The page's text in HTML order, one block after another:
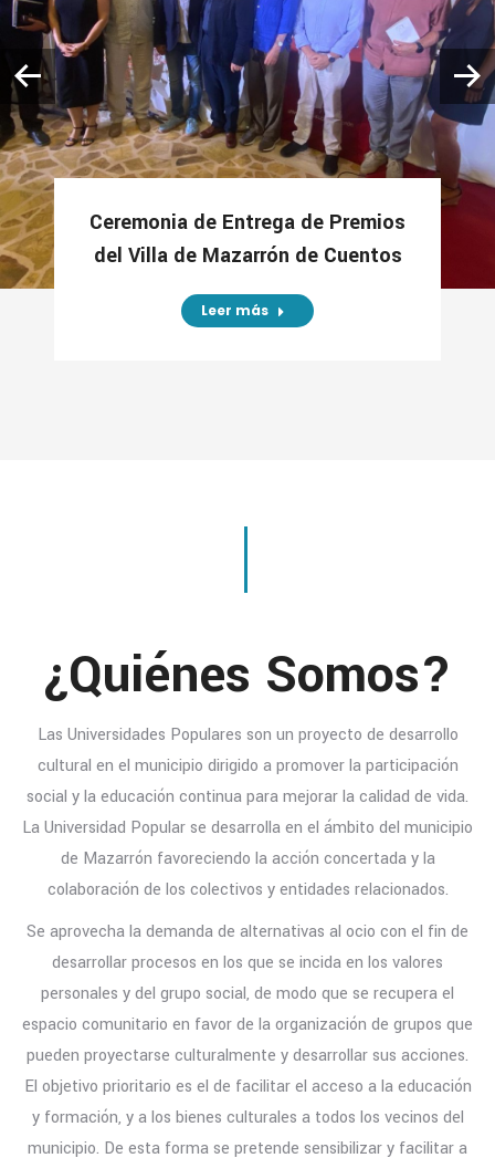
Ceremonia de Entrega de Premios
del Villa de Mazarrón de Cuentos
Leer más
¿Quiénes Somos?
Las Universidades Populares son un proyecto de desarrollo
cultural en el municipio dirigido a promover la participación
social y la educación continua para mejorar la calidad de vida.
La Universidad Popular se desarrolla en el ámbito del municipio
de Mazarrón favoreciendo la acción concertada y la
colaboración de los colectivos y entidades relacionados.
Se aprovecha la demanda de alternativas al ocio con el fin de
desarrollar procesos en los que se incida en los valores
personales y del grupo social, de modo que se recupera el
espacio comunitario en favor de la organización de grupos que
pueden proyectarse culturalmente y desarrollar sus acciones.
El objetivo prioritario es el de facilitar el acceso a la educación
y formación, y a los bienes culturales a todos los vecinos del
municipio. De esta forma se pretende sensibilizar y facilitar a